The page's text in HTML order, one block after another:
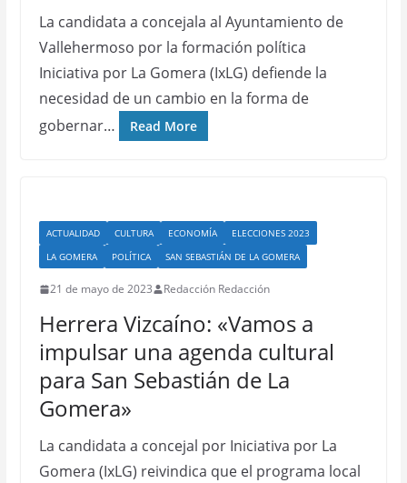
La candidata a concejala al Ayuntamiento de
Vallehermoso por la formación política
Iniciativa por La Gomera (IxLG) defiende la
necesidad de un cambio en la forma de
gobernar…
Read More
ACTUALIDAD CULTURA ECONOMÍA
ELECCIONES 2023
LA GOMERA
POLÍTICA SAN SEBASTIÁN DE LA GOMERA
21 de mayo de 2023 Redacción Redacción
Herrera Vizcaíno: «Vamos a
impulsar una agenda cultural
para San Sebastián de La
Gomera»
La candidata a concejal por Iniciativa por La
Gomera (IxLG) reivindica que el programa local